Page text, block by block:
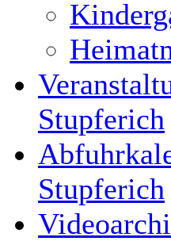
Stupferich
Stupferich